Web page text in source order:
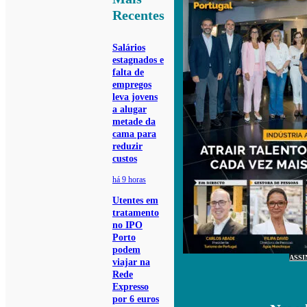
Recentes
Salários
estagnados e
falta de
empregos
leva jovens
a alugar
metade da
cama para
reduzir
custos
há 9 horas
Utentes em
tratamento
no IPO
Porto
podem
viajar na
Rede
Expresso
por 6 euros